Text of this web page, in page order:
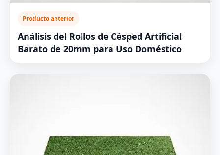
Producto anterior
Análisis del Rollos de Césped Artificial
Barato de 20mm para Uso Doméstico